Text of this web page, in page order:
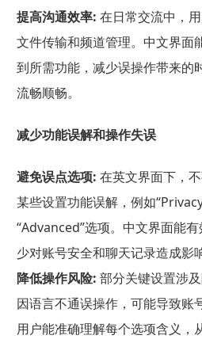
提高沟通效率: 在日常交流中，
文件传输和频道管理。中文界面
到所需功能，减少误操作带来的
流畅顺畅。
减少功能误解和操作失误
避免误点选项: 在英文界面下，
某些设置功能误解，例如
“Advanced”选项。中文界面能
少对账号安全和聊天记录造成影响
降低操作风险: 部分关键设置涉
因语言不通误操作，可能导致账
用户能准确理解每个选项含义，